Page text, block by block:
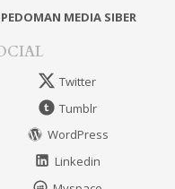
PEDOMAN MEDIA SIBER
Twitter
Tumblr
WordPress
Linkedin